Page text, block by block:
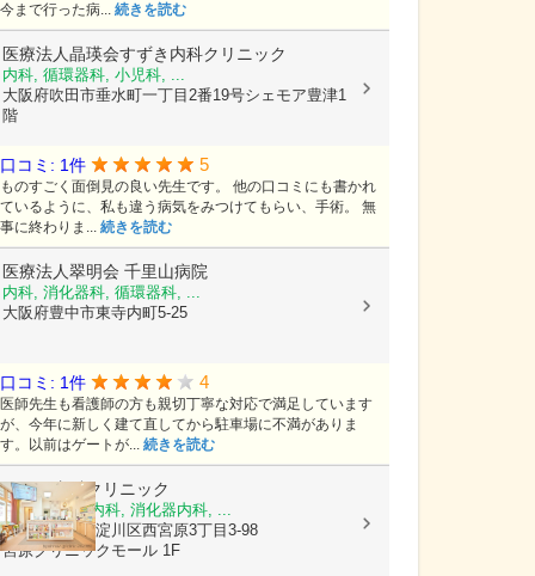
今まで行った病... 続きを読む
医療法人晶瑛会すずき内科クリニック
内科, 循環器科, 小児科, ...
大阪府吹田市垂水町一丁目2番19号シェモア豊津1
階
口コミ: 1件 5
ものすごく面倒見の良い先生です。 他の口コミにも書かれ
ているように、私も違う病気をみつけてもらい、手術。 無
事に終わりま... 続きを読む
医療法人翠明会 千里山病院
内科, 消化器科, 循環器科, ...
大阪府豊中市東寺内町5-25
口コミ: 1件 4
医師先生も看護師の方も親切丁寧な対応で満足しています
が、今年に新しく建て直してから駐車場に不満がありま
す。以前はゲートが... 続きを読む
ひさこ内科クリニック
内科, 呼吸器内科, 消化器内科, ...
大阪府大阪市淀川区西宮原3丁目3-98
宮原クリニックモール 1F